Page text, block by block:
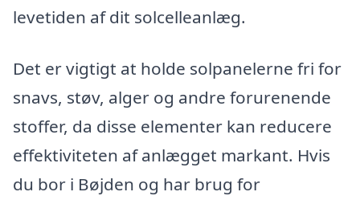
levetiden af dit solcelleanlæg.
Det er vigtigt at holde solpanelerne fri for
snavs, støv, alger og andre forurenende
stoffer, da disse elementer kan reducere
effektiviteten af anlægget markant. Hvis
du bor i Bøjden og har brug for